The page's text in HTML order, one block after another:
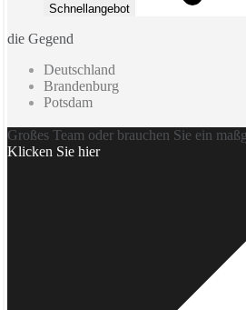
Schnellangebot
die Gegend
Deutschland
Brandenburg
Potsdam
Großes Team oder brauchen Sie ein
Klicken Sie hier